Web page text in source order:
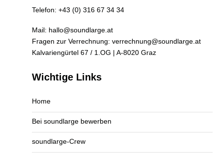
Telefon: +43 (0) 316 67 34 34
Mail: hallo@soundlarge.at
Fragen zur Verrechnung: verrechnung@soundlarge.at
Kalvariengürtel 67 / 1.OG | A-8020 Graz
Wichtige Links
Home
Bei soundlarge bewerben
soundlarge-Crew